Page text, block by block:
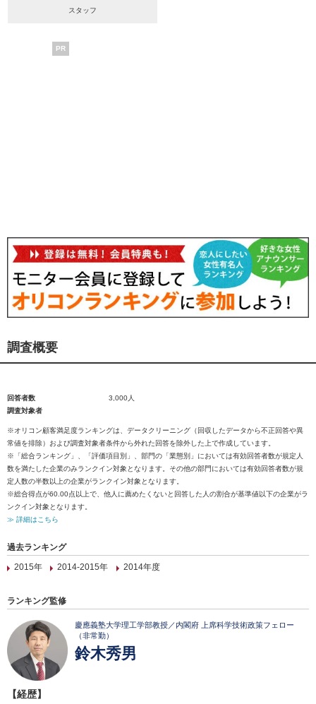
スタッフ
PR
調査概要
回答者数
3,000人
調査対象者
※オリコン顧客満足度ランキングは、データクリーニング（回収したデータから不正回答や異
常値を排除）および調査対象者条件から外れた回答を除外した上で作成しています。
※「総合ランキング」、「評価項目別」、部門の「業態別」においては有効回答者数が規定人
数を満たした企業のみランクイン対象となります。その他の部門においては有効回答者数が規
定人数の半数以上の企業がランクイン対象となります。
※総合得点が60.00点以上で、他人に薦めたくないと回答した人の割合が基準値以下の企業がラ
ンクイン対象となります。
≫ 詳細はこちら
過去ランキング
2015年
2014-2015年 2014年度
ランキング監修
慶應義塾大学理工学部教授／内閣府 上席科学技術政策フェロー
（非常勤）
鈴木秀男
【経歴】